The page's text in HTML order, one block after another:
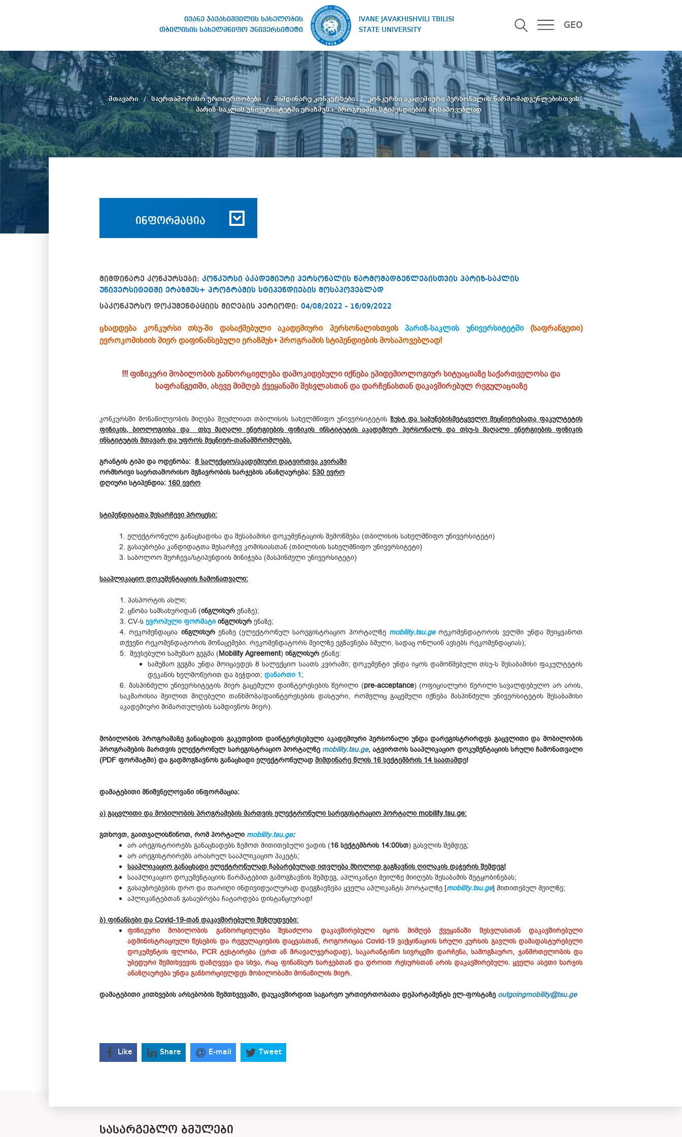
ივანე ჯავახიშვილის სახელობის
თბილისის სახელმწიფო უნივერსიტეტი
IVANE JAVAKHISHVILI TBILISI
STATE UNIVERSITY
GEO
სახელობის თბილისის
სახელმწიფო უნივერსიტეტი
მთავარი საერთაშორისო ურთიერთობები მიმდინარე კონკურსები
კონკურსი აკადემიური პერსონალის წარმომადგენლებისთვის
პარიზ-საკლის უნივერსიტეტში ერაზმუს+ პროგრამის სტიპენდიების მოსაპოვებლად
ინფორმაცია
მიმდინარე კონკურსები: კონკურსი აკადემიური პერსონალის წარმომადგენლებისთვის პარიზ-საკლის
უნივერსიტეტში ერაზმუს+ პროგრამის სტიპენდიების მოსაპოვებლად
საკონკურსო დოკუმენტაციის მიღების პერიოდი: 04/08/2022 - 16/09/2022
ცხადდება კონკურსი თსუ-ში დასაქმებული აკადემიური პერსონალისთვის პარიზ-საკლის უნივერსიტეტში(საფრანგეთი)
ევროკომისიის მიერ დაფინანსებული ერაზმუს+ პროგრამის სტიპენდიების მოსაპოვებლად!
!!! ფიზიკური მობილობის განხორციელება დამოკიდებული იქნება ეპიდემიოლოგიურ სიტუაციაზე საქართველოსა და
საფრანგეთში, ასევე მიმღებ ქვეყანაში შესვლასთან და დარჩენასთან დაკავშირებულ რეგულაციაზე
კონკურსში მონაწილეობის მიღება შეუძლიათ თბილისის სახელმწიფო უნივერსიტეტის ზუსტ და საბუნებისმეტყველო მეცნიერებათა ფაკულტეტის
ფიზიკის, ბიოლოგიისა და თსუ მაღალი ენერგიების ფიზიკის ინსტიტუტის აკადემიურ პერსონალს და თსუ-ს მაღალი ენერგიების ფიზიკის
ინსტიტუტის მთავარ და უფროს მეცნიერ-თანამშრომლებს.
გრანტის ტიპი და ოდენობა: 8 სალექციო/აკადემიური დატვირთვა კვირაში
ორმხრივი საერთაშორისო მგზავრობის ხარჯების ანაზღაურება: 530 ევრო
დღიური სტიპენდია: 160 ევრო
სტიპენდიატთა შესარჩევი პროცესი:
ელექტრონული განაცხადისა და შესაბამისი დოკუმენტაციის შემოწმება (თბილისის სახელმწიფო უნივერსიტეტი)
გასაუბრება კანდიდატთა შესარჩევ კომისიასთან (თბილისის სახელმწიფო უნივერსიტეტი)
საბოლოო შერჩევა/სტიპენდიის მინიჭება (მასპინძელი უნივერსიტეტი)
სააპლიკაციო დოკუმენტაციის ჩამონათვალი:
1. პასპორტის ასლი;
2. ცნობა სამსახურიდან (ინგლისურ ენაზე);
3. CV-ს ევროპული ფორმატი ინგლისურ ენაზე;
4. რეკომენდაცია ინგლისურ ენაზე (ელექტრონულ სარეგისტრაციო პორტალზე mobility.tsu.geრეკომენდატორის ველში უნდა შეიყვანოთ
თქვენი რეკომენდატორის მონაცემები. რეკომენდატორს მეილზე ეგზავნება ბმული, სადაც ონლაინ ავსებს რეკომენდაციას);
5. შევსებული სამუშაო გეგმა (Mobility Agreement) ინგლისურ ენაზე:
სამუშაო გეგმა უნდა მოიცავდეს 8 სალექციო საათს კვირაში; დოკუმენტი უნდა იყოს დამოწმებული თსუ-ს შესაბამისი ფაკულტეტის
დეკანის ხელმოწერით და ბეჭდით; დანართი 1;
6. მასპინძელი უნივერსიტეტის მიერ გაცემული დაინტერესების წერილი (pre-acceptance) (ოფიციალური წერილი სავალდებულო არ არის,
საკმარისია მეილით მიღებული თანხმობა/დაინტერესების დასტური, რომელიც გაცემული იქნება მასპინძელი უნივერსიტეტის შესაბამისი
აკადემიური მიმართულების სამდივნოს მიერ).
მობილობის პროგრამაზე განაცხადის გაკეთებით დაინტერესებული აკადემიური პერსონალი უნდა დარეგისტრირდეს გაცვლითი და მობილობის
პროგრამების მართვის ელექტრონულ სარეგისტრაციო პორტალზე mobility.tsu.ge, ატვირთოს სააპლიკაციო დოკუმენტაციის სრული ჩამონათვალი
(PDF ფორმატში) და გადმოგზავნოს განაცხადი ელექტრონულად მიმდინარე წლის 16 სექტემბრის 14 საათამდე!
დამატებითი მნიშვნელოვანი ინფორმაცია:
ა) გაცვლითი და მობილობის პროგრამების მართვის ელექტრონული სარეგისტრაციო პორტალი mobility.tsu.ge:
გთხოვთ, გაითვალისწინოთ, რომ პორტალი mobility.tsu.ge:
არ არეგისტრირებს განაცხადებს ზემოთ მითითებული ვადის (16 სექტემბრის 14:00სთ) გასვლის შემდეგ;
არ არეგისტრირებს არასრულ სააპლიკაციო პაკეტს;
სააპლიკაციო განაცხადი ელექტრონულად ჩაბარებულად ითვლება მხოლოდ გაგზავნის ღილაკის დაჭერის შემდეგ!
სააპლიკაციო დოკუმენტაციის წარმატებით გამოგზავნის შემდეგ, აპლიკანტი მეილზე მიიღებს შესაბამის შეტყობინებას;
გასაუბრებების დრო და თარიღი ინდივიდუალურად დაეგზავნება ყველა აპლიკანტს პორტალზე [mobility.tsu.ge] მითითებულ მეილზე;
აპლიკანტებთან გასაუბრება ჩატარდება დისტანციურად!
ბ) ფინანსები და Covid-19-თან დაკავშირებული შეზღუდვები:
ფიზიკური მობილობის განხორციელება შესაძლოა დაკავშირებული იყოს მიმღებ ქვეყანაში შესვლასთან დაკავშირებული
ადმინისტრაციული წესების და რეგულაციების დაცვასთან, როგორიცაა Covid-19 ვაქცინაციის სრული კურსის გავლის დამადასტურებელი
დოკუმენტის ფლობა, PCR ტესტირება (ერთ ან მრავალჯერადად), საკარანტინო სივრცეში დარჩენა, სამოგზაურო, ჯანმრთელობის და
უბედური შემთხვევის დაზღვევა და სხვა, რაც ფინანსურ ხარჯებთან და დროით რესურსთან არის დაკავშირებული. ყველა ასეთი ხარჯის
ანაზღაურება უნდა განხორციელდეს მობილობაში მონაწილის მიერ.
დამატებითი კითხვების არსებობის შემთხვევაში, დაუკავშირდით საგარეო ურთიერთობათა დეპარტამენტს ელ-ფოსტაზე outgoingmobility@tsu.ge
Like Share E-mail Tweet
ᲡᲐᲡᲐᲠᲒᲔᲑᲚᲝ ᲑᲛᲣᲚᲔᲑᲘ